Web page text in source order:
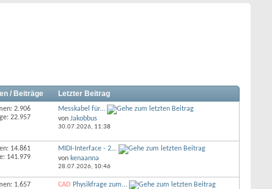
/ Beiträge Letzter Beitrag
2.906
22.957
Messkabel für...
von Jakobbus
30.07.2026, 11:38
14.861
141.979
MIDI-Interface - 2...
von kenaanna
28.07.2026, 10:46
1.657
CAD Physikfrage zum...